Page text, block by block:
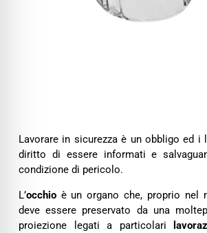
Lavorare in sicurezza è un obbligo ed i
diritto di essere informati e
condizione di pericolo.
L’occhioè un organo che, proprio nel
deve essere preservato da una
proiezione legati a particolari